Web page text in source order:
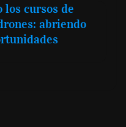
los cursos de
abriendo